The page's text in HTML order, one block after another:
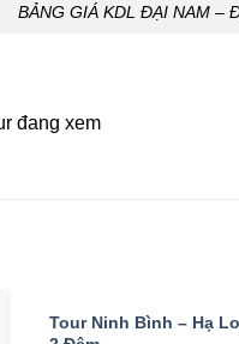
BẢNG GIÁ KDL ĐẠI NAM –
đang xem
Tour Ninh Bình – Hạ